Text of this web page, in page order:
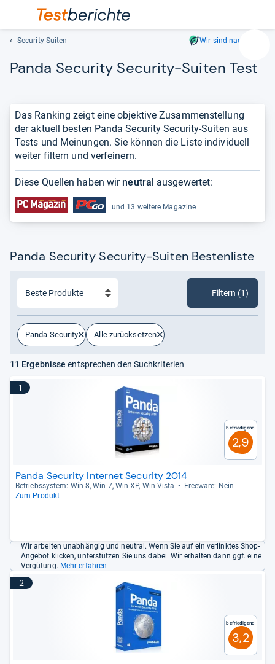
Geben
Zeichen
ein.
Security-Suiten Wir sind nachhaltig
Panda Secu­rity Secu­rity-​Sui­ten Test
Das Ranking zeigt eine objektive Zusammenstellung
der aktuell besten Panda Security Security-Suiten aus
Tests und Meinungen. Sie können die Liste individuell
weiter filtern und verfeinern.
Diese Quellen haben wir neutral ausgewertet:
und 13 weitere Magazine
Panda Security Security-Suiten Bestenliste
Panda Security Alle zurücksetzen
Filtern (1)
11 Ergebnisse entsprechen den Suchkriterien
1
Befriedigend
2,9
Panda Security Internet Security 2014
Betriebs­sys­tem: Win 8, Win 7, Win XP, Win Vista
Free­ware: Nein
Zum Produkt
Wir arbeiten unabhängig und neutral. Wenn Sie auf ein verlinktes Shop-
Angebot klicken, unterstützen Sie uns dabei. Wir erhalten dann ggf. eine
Vergütung. Mehr erfahren
2
Befriedigend
3,2